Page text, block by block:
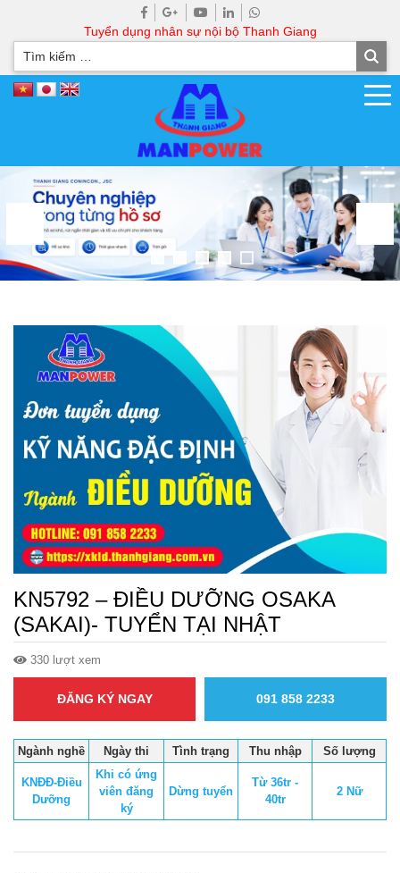
Tuyển dụng nhân sự nội bộ Thanh Giang
KN5792 – ĐIỀU DƯỠNG OSAKA
(SAKAI)- TUYỂN TẠI NHẬT
330 lượt xem
ĐĂNG KÝ NGAY 091 858 2233
Ngành nghề Ngày thi Tình trạng Thu nhập Số lượng
KNĐĐ-Điều
Dưỡng
Khi có ứng
viên đăng
ký
Dừng tuyển
Từ 36tr -
40tr
2 Nữ